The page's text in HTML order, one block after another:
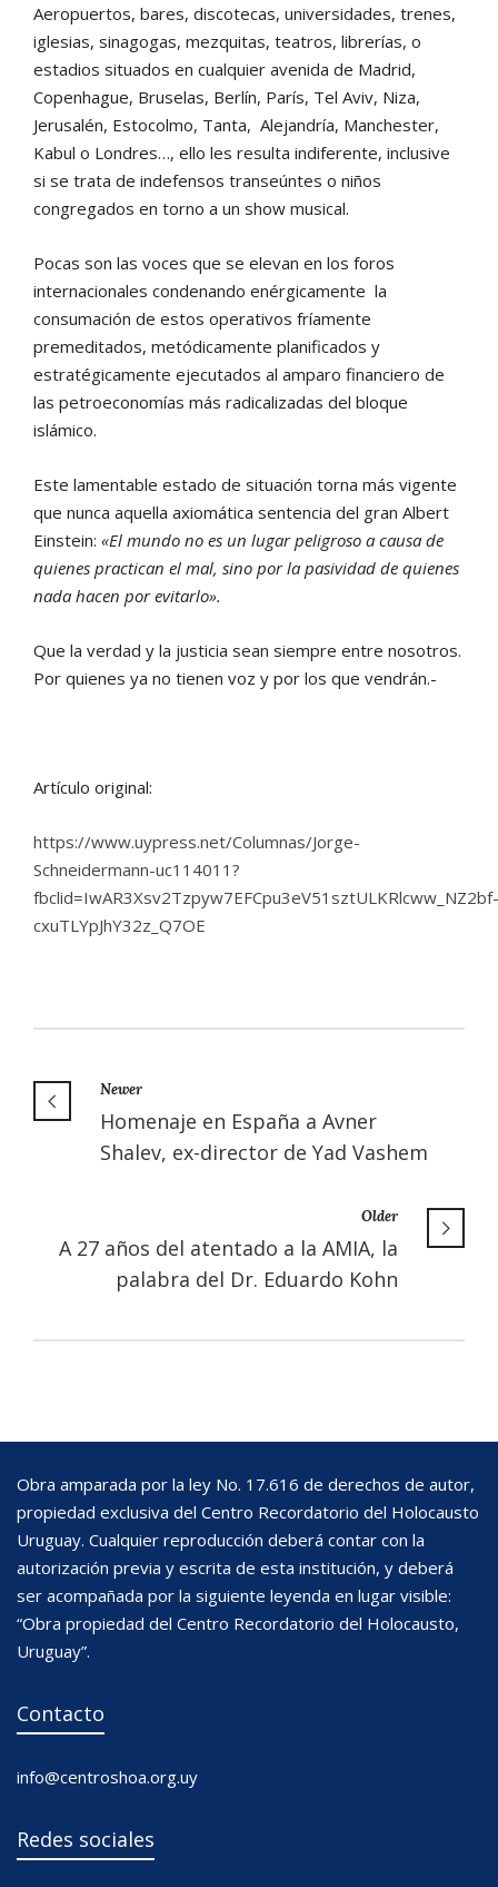
Aeropuertos, bares, discotecas, universidades, trenes,
iglesias, sinagogas, mezquitas, teatros, librerías, o
estadios situados en cualquier avenida de Madrid,
Copenhague, Bruselas, Berlín, París, Tel Aviv, Niza,
Jerusalén, Estocolmo, Tanta, Alejandría, Manchester,
Kabul o Londres…, ello les resulta indiferente, inclusive
si se trata de indefensos transeúntes o niños
congregados en torno a un show musical.
Pocas son las voces que se elevan en los foros
internacionales condenando enérgicamente la
consumación de estos operativos fríamente
premeditados, metódicamente planificados y
estratégicamente ejecutados al amparo financiero de
las petroeconomías más radicalizadas del bloque
islámico.
Este lamentable estado de situación torna más vigente
que nunca aquella axiomática sentencia del gran Albert
Einstein: «El mundo no es un lugar peligroso a causa de
quienes practican el mal, sino por la pasividad de quienes
nada hacen por evitarlo».
Que la verdad y la justicia sean siempre entre nosotros.
Por quienes ya no tienen voz y por los que vendrán.-
Artículo original:
https://www.uypress.net/Columnas/Jorge-
Schneidermann-uc114011?
fbclid=IwAR3Xsv2Tzpyw7EFCpu3eV51sztULKRlcww_NZ2bf-
cxuTLYpJhY32z_Q7OE
Newer
Homenaje en España a Avner
Shalev, ex-director de Yad Vashem
Older
A 27 años del atentado a la AMIA, la
palabra del Dr. Eduardo Kohn
Obra amparada por la ley No. 17.616 de derechos de autor,
propiedad exclusiva del Centro Recordatorio del Holocausto
Uruguay. Cualquier reproducción deberá contar con la
autorización previa y escrita de esta institución, y deberá
ser acompañada por la siguiente leyenda en lugar visible:
“Obra propiedad del Centro Recordatorio del Holocausto,
Uruguay”.
Contacto
info@centroshoa.org.uy
Redes sociales